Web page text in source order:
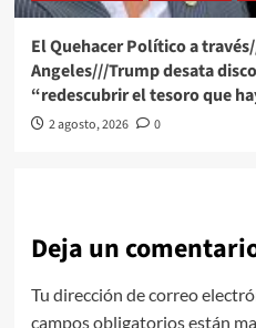
El Quehacer Político a
Angeles///Trump desata
“redescubrir el tesoro que
2 agosto, 2026 0
Deja un
Tu dirección de correo
campos obligatorios están